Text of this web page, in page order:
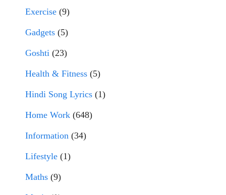
Exercise (9)
Gadgets (5)
Goshti (23)
Health & Fitness (5)
Hindi Song Lyrics (1)
Home Work (648)
Information (34)
Lifestyle (1)
Maths (9)